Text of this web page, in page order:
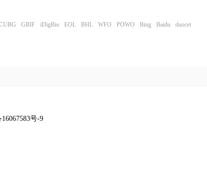
GBIF iDigBio EOL BHL WFO POWO Bing Baidu duocet
号-9